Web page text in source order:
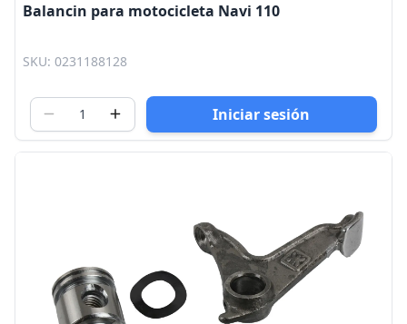
Balancin para motocicleta Navi 110
SKU: 0231188128
Iniciar sesión